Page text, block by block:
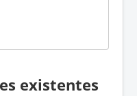
existentes